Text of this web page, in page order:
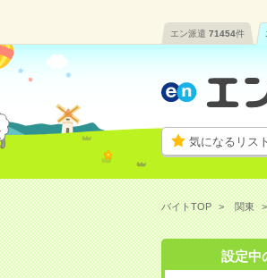
エン派遣 71454件
気になるリスト
バイトTOP 関東
設定中